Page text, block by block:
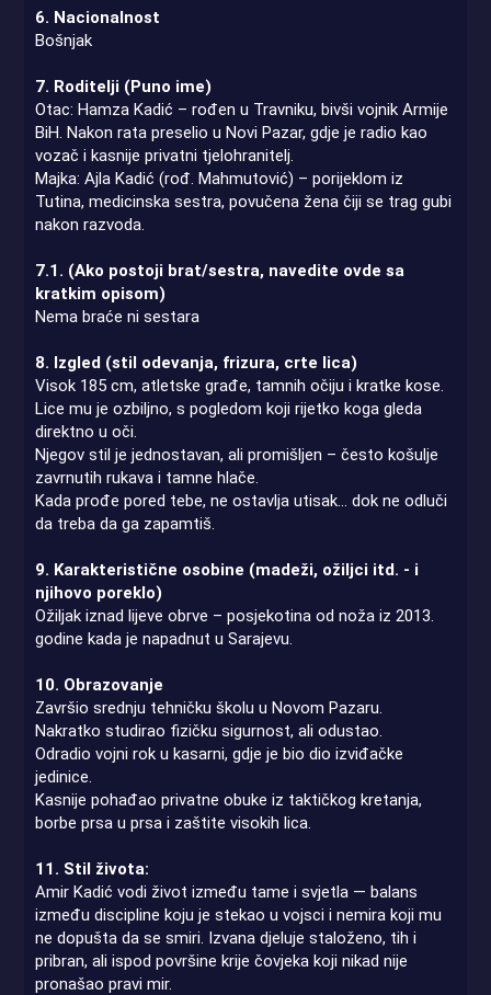
6. Nacionalnost
Bošnjak
7. Roditelji (Puno ime)
Otac: Hamza Kadić – rođen u Travniku, bivši vojnik Armije
BiH. Nakon rata preselio u Novi Pazar, gdje je radio kao
vozač i kasnije privatni tjelohranitelj.
Majka: Ajla Kadić (rođ. Mahmutović) – porijeklom iz
Tutina, medicinska sestra, povučena žena čiji se trag gubi
nakon razvoda.
7.1. (Ako postoji brat/sestra, navedite ovde sa
kratkim opisom)
Nema braće ni sestara
8. Izgled (stil odevanja, frizura, crte lica)
Visok 185 cm, atletske građe, tamnih očiju i kratke kose.
Lice mu je ozbiljno, s pogledom koji rijetko koga gleda
direktno u oči.
Njegov stil je jednostavan, ali promišljen – često košulje
zavrnutih rukava i tamne hlače.
Kada prođe pored tebe, ne ostavlja utisak... dok ne odluči
da treba da ga zapamtiš.
9. Karakteristične osobine (madeži, ožiljci itd. - i
njihovo poreklo)
Ožiljak iznad lijeve obrve – posjekotina od noža iz 2013.
godine kada je napadnut u Sarajevu.
10. Obrazovanje
Završio srednju tehničku školu u Novom Pazaru.
Nakratko studirao fizičku sigurnost, ali odustao.
Odradio vojni rok u kasarni, gdje je bio dio izviđačke
jedinice.
Kasnije pohađao privatne obuke iz taktičkog kretanja,
borbe prsa u prsa i zaštite visokih lica.
11. Stil života:
Amir Kadić vodi život između tame i svjetla — balans
između discipline koju je stekao u vojsci i nemira koji mu
ne dopušta da se smiri. Izvana djeluje staloženo, tih i
pribran, ali ispod površine krije čovjeka koji nikad nije
pronašao pravi mir.